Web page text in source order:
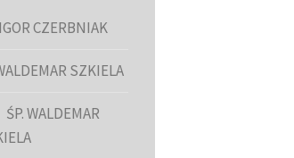
CZERBNIAK
SZKIELA
ŚP. WALDEMAR